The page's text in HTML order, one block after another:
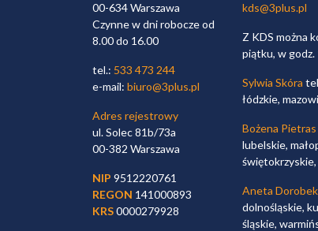
00-634 Warszawa
Czynne w dni robocze od
8.00 do 16.00
tel.: 533 473 244
e-mail: biuro@3plus.pl
Adres rejestrowy
ul. Solec 81b/73a
00-382 Warszawa
NIP 9512220761
REGON 141000893
KRS0000279928
kds@3plus.pl
Z KDS można
piątku, w godz.
Sylwia Skóra
łódzkie,
Bożena Pietras
lubelskie,
świętokrzyskie,
Aneta Dorobek
dolnośląskie,
śląskie,